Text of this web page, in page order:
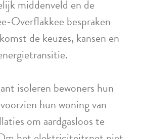
middenveld en de
Overflakkee bespraken
de keuzes, kansen en
isoleren bewoners hun
hun woning van
om aardgasloos te